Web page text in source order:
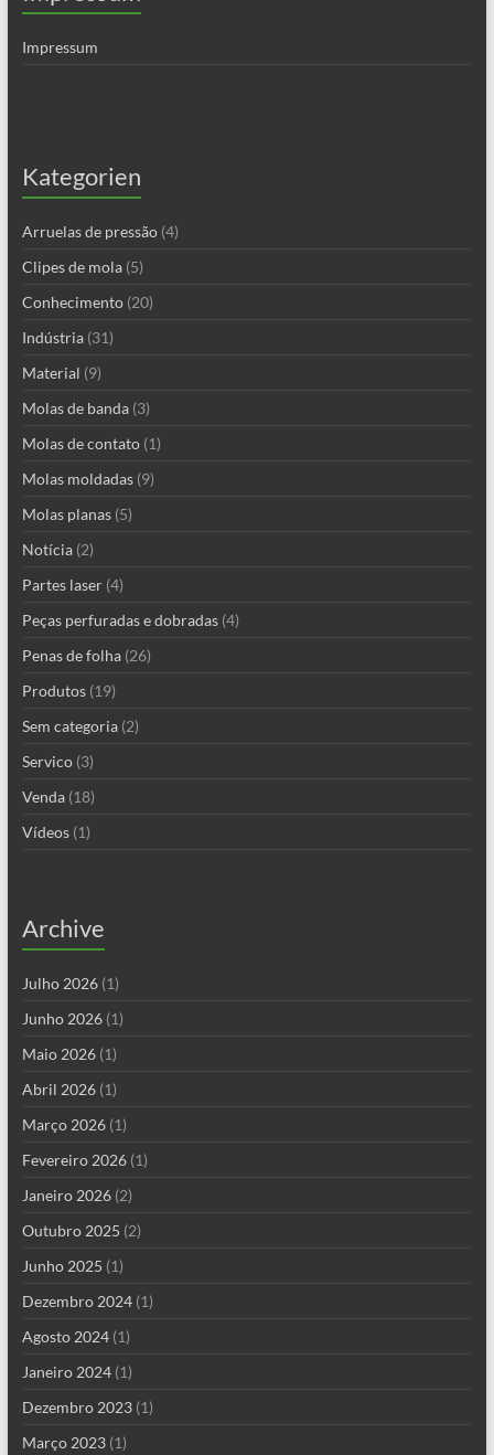
Impressum
Kategorien
Arruelas de pressão(4)
Clipes de mola(5)
Conhecimento(20)
Indústria(31)
Material (9)
Molas de banda(3)
Molas de contato(1)
Molas moldadas(9)
Molas planas(5)
Notícia(2)
Partes laser(4)
Peças perfuradas e dobradas(4)
Penas de folha(26)
Produtos(19)
Sem categoria(2)
Servico(3)
Venda(18)
Vídeos(1)
Archive
Julho 2026(1)
Junho 2026(1)
Maio 2026(1)
Abril 2026(1)
Março 2026(1)
Fevereiro 2026(1)
Janeiro 2026(2)
Outubro 2025 (2)
Junho 2025 (1)
Dezembro 2024(1)
Agosto 2024(1)
Janeiro 2024(1)
Dezembro 2023(1)
Março 2023(1)